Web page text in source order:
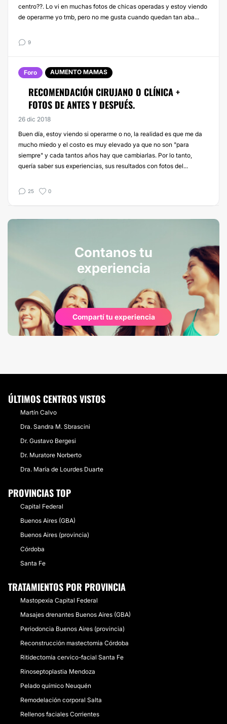
centro??. Lo vi en muchas fotos de chicas operadas y estoy viendo
de operarme yo tmb, pero no me gusta cuando quedan tan aba...
9
Foro AUMENTO MAMAS
RECOMENDACIÓN CIRUJANO O CLÍNICA +
FOTOS DE ANTES Y DESPUÉS.
26 dic 2018
Buen día, estoy viendo si operarme o no, la realidad es que me da
mucho miedo y el costo es muy elevado ya que no son "para
siempre" y cada tantos años hay que cambiarlas. Por lo tanto,
quería saber sus experiencias, sus resultados con fotos del...
25 0
Contanos tu
experiencia
Compartí tu experiencia
ÚLTIMOS CENTROS VISTOS
Martín Calvo
Dra. Sandra M. Sbrascini
Dr. Gustavo Bergesi
Dr. Muratore Norberto
Dra. María de Lourdes Duarte
PROVINCIAS TOP
Capital Federal
Buenos Aires (GBA)
Buenos Aires (provincia)
Córdoba
Santa Fe
TRATAMIENTOS POR PROVINCIA
Mastopexia Capital Federal
Masajes drenantes Buenos Aires (GBA)
Periodoncia Buenos Aires (provincia)
Reconstrucción mastectomia Córdoba
Ritidectomía cervico-facial Santa Fe
Rinoseptoplastia Mendoza
Pelado químico Neuquén
Remodelación corporal Salta
Rellenos faciales Corrientes